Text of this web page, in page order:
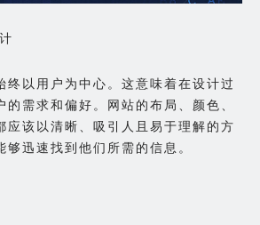
终以用户为中心。这意味着在设计过
的需求和偏好。网站的布局、颜色、
应该以清晰、吸引人且易于理解的方
够迅速找到他们所需的信息。